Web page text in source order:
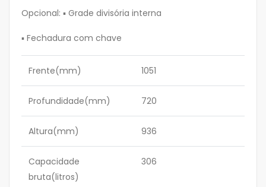
Opcional: ▪ Grade divisória interna
▪ Fechadura com chave
Frente(mm) 1051
Profundidade(mm) 720
Altura(mm) 936
Capacidade
bruta(litros)
306